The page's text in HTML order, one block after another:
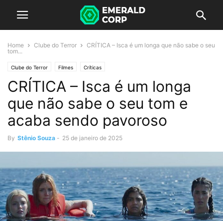
Home Clube do Terror
CRÍTICA – Isca é um longa que não sabe o seu
tom...
Clube do Terror Filmes Críticas
CRÍTICA – Isca é um longa
que não sabe o seu tom e
acaba sendo pavoroso
By Stênio Souza - 25 de janeiro de 2025